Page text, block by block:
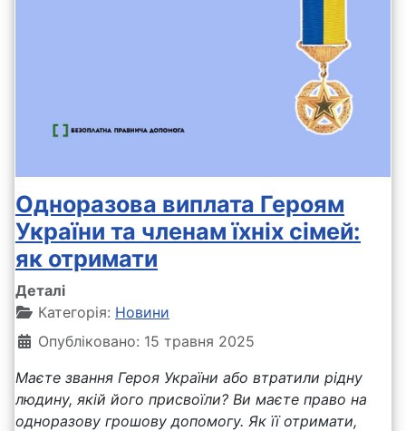
Одноразова виплата Героям
України та членам їхніх сімей:
як отримати
Деталі
Категорія: Новини
Опубліковано: 15 травня 2025
Маєте звання Героя України або втратили рідну
людину, якій його присвоїли? Ви маєте право на
одноразову грошову допомогу. Як її отримати,